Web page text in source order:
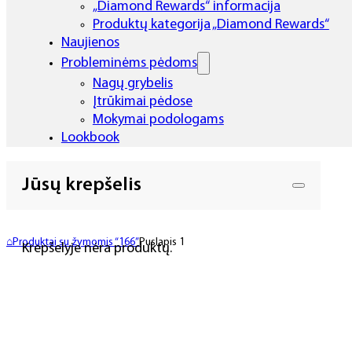
„Diamond Rewards“ informacija
Produktų kategorija „Diamond Rewards“
Naujienos
Probleminėms pėdoms
Nagų grybelis
Įtrūkimai pėdose
Mokymai podologams
Lookbook
Jūsų krepšelis
Krepšelyje nėra produktų.
⌂Produktai su žymomis “166” Puslapis 1